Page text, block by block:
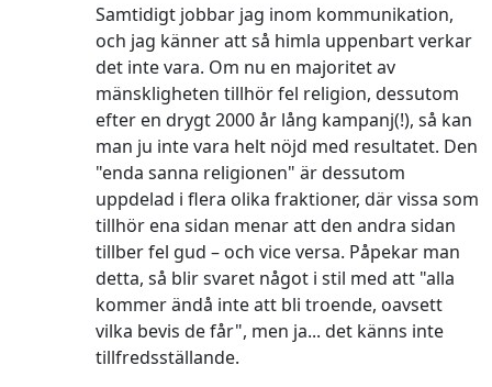
Samtidigt jobbar jag inom kommunikation,
och jag känner att så himla uppenbart verkar
det inte vara. Om nu en majoritet av
mänskligheten tillhör fel religion, dessutom
efter en drygt 2000 år lång kampanj(!), så kan
man ju inte vara helt nöjd med resultatet. Den
"enda sanna religionen" är dessutom
uppdelad i flera olika fraktioner, där vissa som
tillhör ena sidan menar att den andra sidan
tillber fel gud – och vice versa. Påpekar man
detta, så blir svaret något i stil med att "alla
kommer ändå inte att bli troende, oavsett
vilka bevis de får", men ja... det känns inte
tillfredsställande.